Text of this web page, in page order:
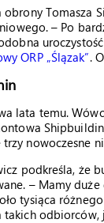
Tomasza
– Po
ORP „Ślązak”.
lata temu.
nowoczesne
podkreśla, że
– Mamy
tysiąca
odbiorców,